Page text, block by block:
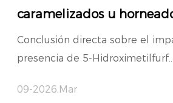
caramelizados u
Conclusión directa sobre el
presencia de 5-Hidroximetilfurf...
09-2026,Mar